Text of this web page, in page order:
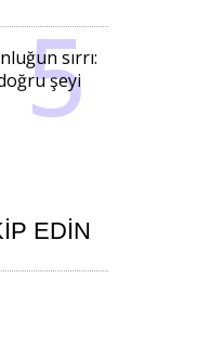
sırrı:
şeyi
EDIN